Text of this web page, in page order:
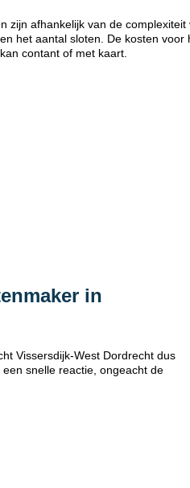
zijn afhankelijk van de
het aantal sloten. De kosten
contant of met kaart.
in
Vissersdijk-West Dordrecht dus
snelle reactie, ongeacht de